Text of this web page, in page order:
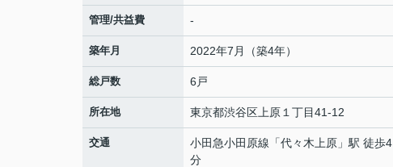
管理/共益費 -
築年月 2022年7月（築4年）
総戸数 6戸
所在地 東京都渋谷区 上原 １丁目41-12
交通 小田急小田原線 「代々木上原 」駅 徒歩4
分